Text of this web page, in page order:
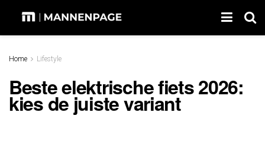
Home Lifestyle
Beste elektrische fiets 2026:
kies de juiste variant